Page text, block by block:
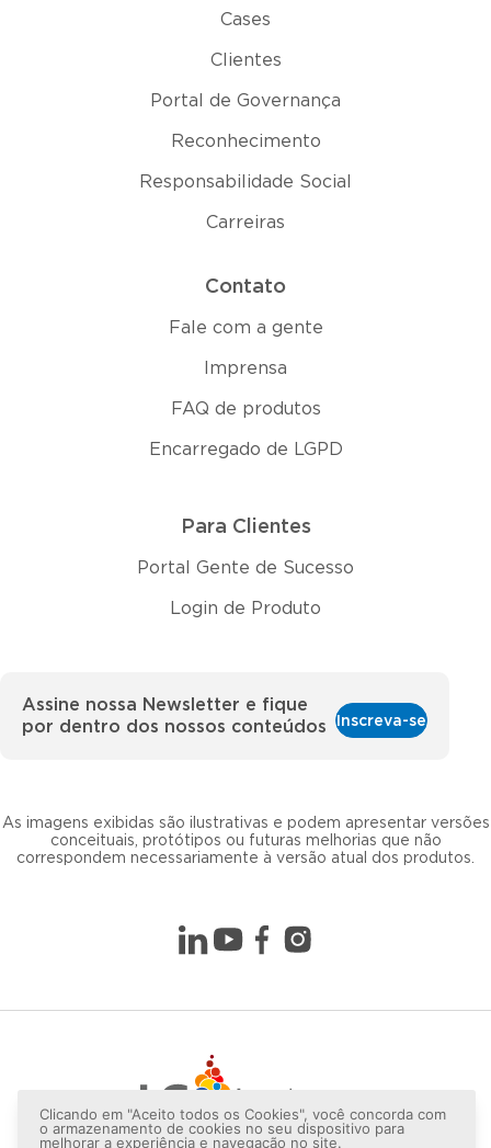
Cases
Clientes
Portal de Governança
Reconhecimento
Responsabilidade Social
Carreiras
Contato
Fale com a gente
Imprensa
FAQ de produtos
Encarregado de LGPD
Para Clientes
Portal Gente de Sucesso
Login de Produto
As imagens exibidas são ilustrativas e podem apresentar versões
conceituais, protótipos ou futuras melhorias que não
correspondem necessariamente à versão atual dos produtos.
Assine nossa Newsletter e fique
por dentro dos nossos conteúdos
Inscreva-se
Clicando em "Aceito todos os Cookies", você concorda com
o armazenamento de cookies no seu dispositivo para
melhorar a experiência e navegação no site.